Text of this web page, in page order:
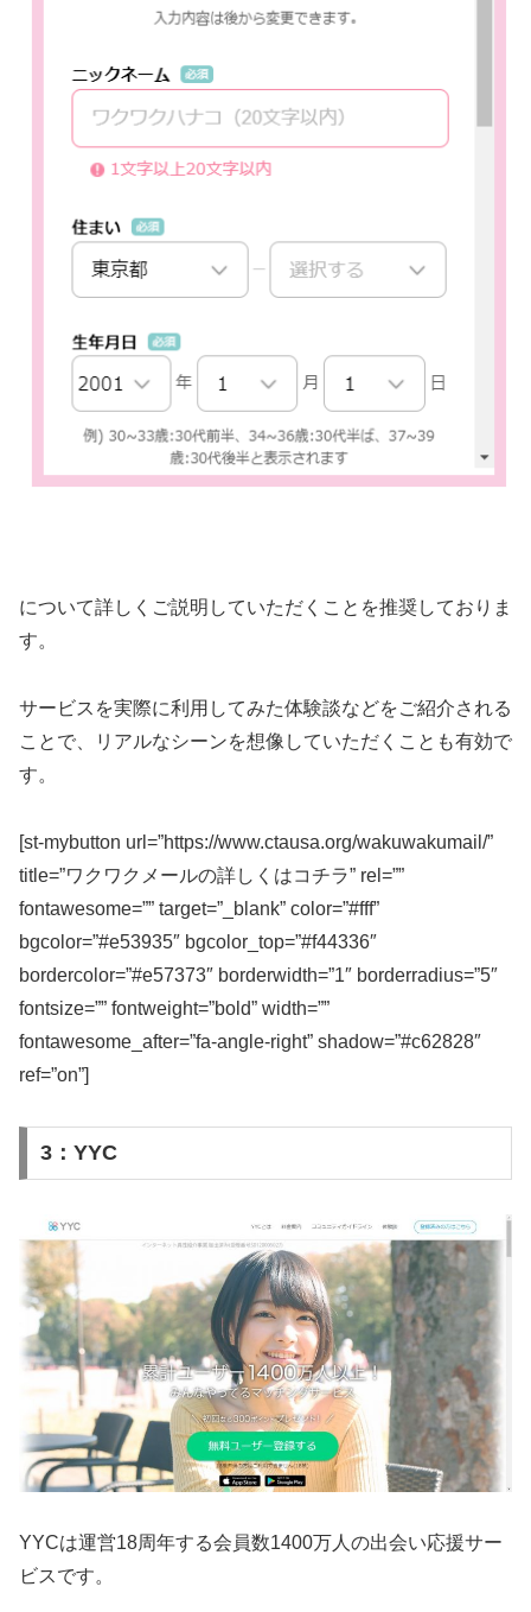
について詳しくご説明していただくことを推奨しておりま
す。
サービスを実際に利用してみた体験談などをご紹介される
ことで、リアルなシーンを想像していただくことも有効で
す。
[st-mybutton url=”https://www.ctausa.org/wakuwakumail/”
title=”ワクワクメールの詳しくはコチラ” rel=””
fontawesome=”” target=”_blank” color=”#fff”
bgcolor=”#e53935″ bgcolor_top=”#f44336″
bordercolor=”#e57373″ borderwidth=”1″ borderradius=”5″
fontsize=”” fontweight=”bold” width=””
fontawesome_after=”fa-angle-right” shadow=”#c62828″
ref=”on”]
3：YYC
YYCは運営18周年する会員数1400万人の出会い応援サー
ビスです。